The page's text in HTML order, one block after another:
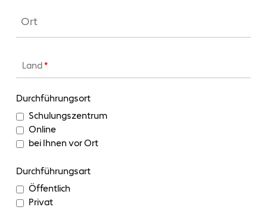
Land*
Durchführungsort
Schulungszentrum
Online
bei Ihnen vor Ort
Durchführungsart
Öffentlich
Privat